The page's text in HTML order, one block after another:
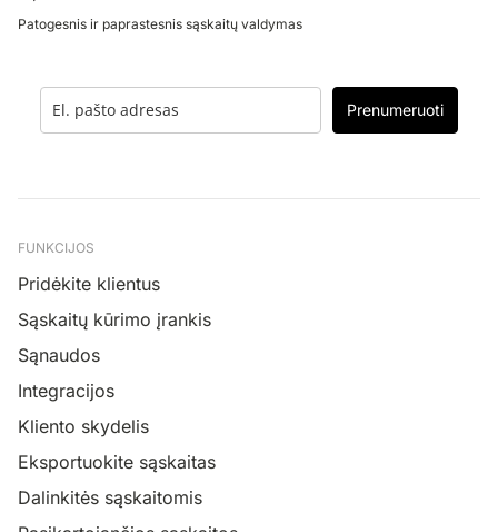
Patogesnis ir paprastesnis sąskaitų valdymas
Prenumeruoti
FUNKCIJOS
Pridėkite klientus
Sąskaitų kūrimo įrankis
Sąnaudos
Integracijos
Kliento skydelis
Eksportuokite sąskaitas
Dalinkitės sąskaitomis